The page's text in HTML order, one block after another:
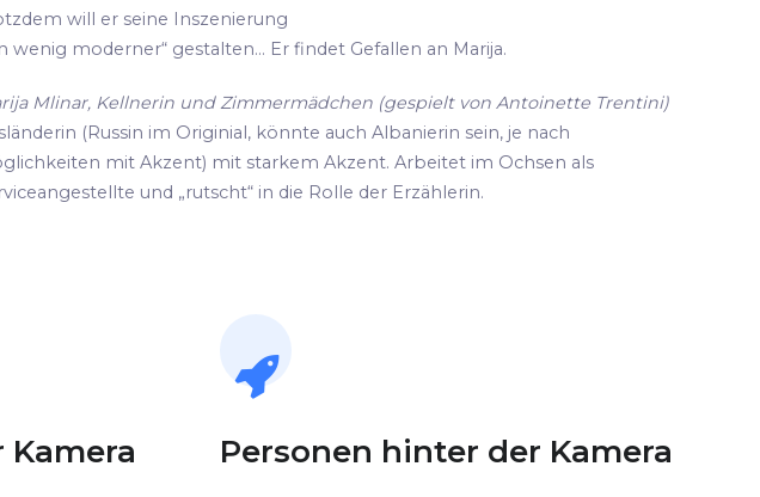
will er seine Inszenierung
wenig moderner“ gestalten... Er findet Gefallen an Marija.
Mlinar, Kellnerin und Zimmermädchen (gespielt von Antoinette Trentini)
(Russin im Originial, könnte auch Albanierin sein, je nach
mit Akzent) mit starkem Akzent. Arbeitet im Ochsen als
und „rutscht“ in die Rolle der Erzählerin.
Kamera Personen hinter der Kamera